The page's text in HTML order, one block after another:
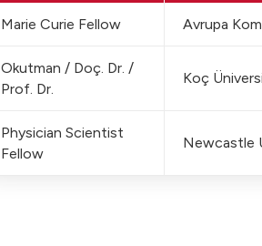
Marie Curie Fellow Avrupa
Okutman / Doç. Dr. /
Prof. Dr.
Koç
Physician Scientist
Fellow
Newcastle